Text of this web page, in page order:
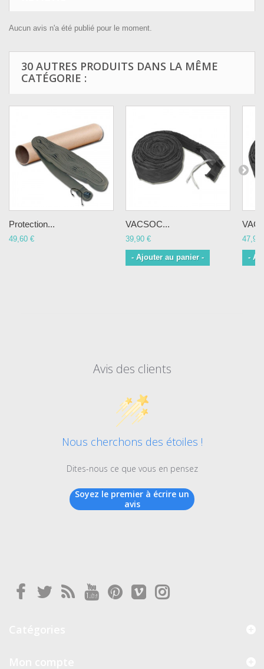
Aucun avis n'a été publié pour le moment.
30 AUTRES PRODUITS DANS LA MÊME
CATÉGORIE :
Protection...
49,60 €
VACSOC...
39,90 €
- Ajouter au panier -
47,90
-
Avis des clients
Nous cherchons des étoiles !
Dites-nous ce que vous en pensez
Soyez le premier à écrire un
avis